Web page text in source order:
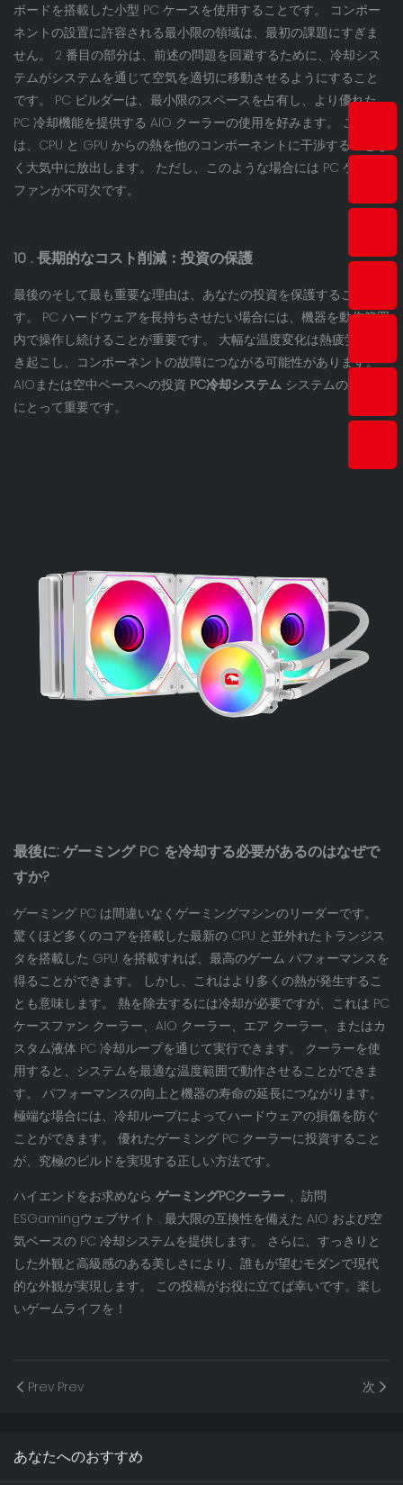
ボードを搭載した小型 PC ケースを使用することです。 コンポー
ネントの設置に許容される最小限の領域は、最初の課題にすぎま
せん。 2 番目の部分は、前述の問題を回避するために、冷却シス
テムがシステムを通じて空気を適切に移動させるようにすること
です。 PC ビルダーは、最小限のスペースを占有し、より優れた
PC 冷却機能を提供する AIO クーラーの使用を好みます。 これら
は、CPU と GPU からの熱を他のコンポーネントに干渉することな
く大気中に放出します。 ただし、このような場合には PC ケース
ファンが不可欠です。
10 . 長期的なコスト削減：投資の保護
最後のそして最も重要な理由は、あなたの投資を保護することで
す。 PC ハードウェアを長持ちさせたい場合には、機器を動作範囲
内で操作し続けることが重要です。 大幅な温度変化は熱疲労を引
き起こし、コンポーネントの故障につながる可能性があります。
AIOまたは空中ベースへの投資 PC冷却システム システムの健全性
にとって重要です。
最後に: ゲーミング PC を冷却する必要があるのはなぜで
すか?
ゲーミング PC は間違いなくゲーミングマシンのリーダーです。
驚くほど多くのコアを搭載した最新の CPU と並外れたトランジス
タを搭載した GPU を搭載すれば、最高のゲーム パフォーマンスを
得ることができます。 しかし、これはより多くの熱が発生するこ
とも意味します。 熱を除去するには冷却が必要ですが、これは PC
ケースファン クーラー、AIO クーラー、エア クーラー、またはカ
スタム液体 PC 冷却ループを通じて実行できます。 クーラーを使
用すると、システムを最適な温度範囲で動作させることができま
す。 パフォーマンスの向上と機器の寿命の延長につながります。
極端な場合には、冷却ループによってハードウェアの損傷を防ぐ
ことができます。 優れたゲーミング PC クーラーに投資すること
が、究極のビルドを実現する正しい方法です。
ハイエンドをお求めなら ゲーミングPCクーラー 、訪問
ESGamingウェブサイト . 最大限の互換性を備えた AIO および空
気ベースの PC 冷却システムを提供します。 さらに、すっきりと
した外観と高級感のある美しさにより、誰もが望むモダンで現代
的な外観が実現します。 この投稿がお役に立てば幸いです。楽し
いゲームライフを！
Prev Prev 次
あなたへのおすすめ